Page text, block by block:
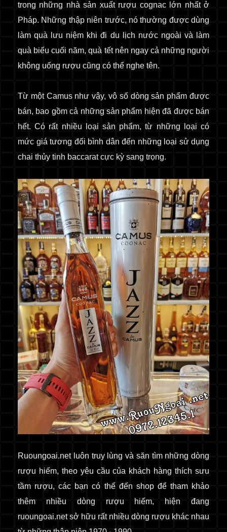
trong những nhà sản xuất rượu cognac lớn nhất ở
Pháp. Những thập niên trước, nó thường được dùng
làm quà lưu niệm khi đi du lịch nước ngoài và làm
quà biếu cuối năm, quà tết nên ngay cả những người
không uống rượu cũng có thể nghe tên.
Từ một Camus như vậy, vô số dòng sản phẩm được
bán, bao gồm cả những sản phẩm hiện đã được bán
hết. Có rất nhiều loại sản phẩm, từ những loại có
mức giá tương đối bình dân đến những loại sử dụng
chai thủy tinh baccarat cực kỳ sang trọng.
Ruoungoai.net luôn truy lùng và săn tìm những dòng
rượu hiếm, theo yêu cầu của khách hàng thích sưu
tầm rượu, các bạn có thể đến shop để tham khảo
thêm nhiều dòng rượu hiếm, hiện đang
ruoungoai.net sở hữu rất nhiều dòng rượu khác nhau